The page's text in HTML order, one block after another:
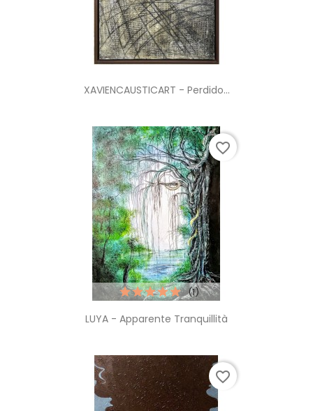
XAVIENCAUSTICART - Perdido...
LUYA - Apparente Tranquillità
(1)
favorite_border
favorite_border